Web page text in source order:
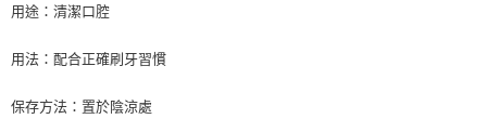
用途：清潔口腔
用法：配合正確刷牙習慣
保存方法：置於陰涼處